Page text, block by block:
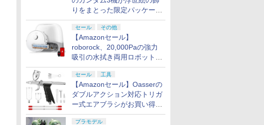
りをまとった限定パッケージ
で8月29日に発売！ お土産
にもピッタリ!?【ガンダムベ
ース撮り下ろし】
セール その他
【Amazonセール】
roborock、20,000Paの強力
吸引の水拭き両用ロボット掃
除機「Qrevo Curv 2 Flow」
がお買い得！
セール 工具
【Amazonセール】Oasserの
ダブルアクション対応トリガ
ー式エアブラシがお買い得価
格で登場！
プラモデル